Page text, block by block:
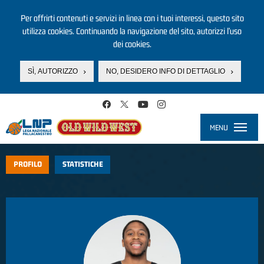
Per offrirti contenuti e servizi in linea con i tuoi interessi, questo sito
utilizza cookies. Continuando la navigazione del sito, autorizzi l’uso
dei cookies.
SÌ, AUTORIZZO NO, DESIDERO INFO DI DETTAGLIO
MENU
PROFILO STATISTICHE